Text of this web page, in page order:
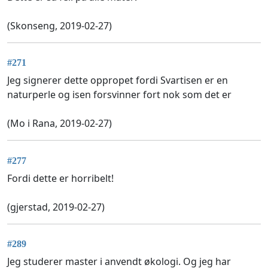
(Skonseng, 2019-02-27)
#271
Jeg signerer dette oppropet fordi Svartisen er en
naturperle og isen forsvinner fort nok som det er
(Mo i Rana, 2019-02-27)
#277
Fordi dette er horribelt!
(gjerstad, 2019-02-27)
#289
Jeg studerer master i anvendt økologi. Og jeg har